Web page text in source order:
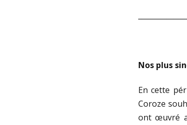
Nos plus
En cette
Coroze
ont œuvré